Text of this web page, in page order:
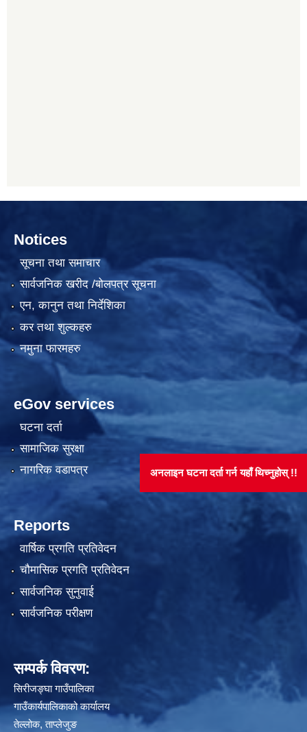
अनलाइन घटना दर्ता गर्न यहाँ थिच्नुहोस् !!
Notices
सूचना तथा समाचार
सार्वजनिक खरीद /बोलपत्र सूचना
एन, कानुन तथा निर्देशिका
कर तथा शुल्कहरु
नमुना फारमहरु
eGov services
घटना दर्ता
सामाजिक सुरक्षा
नागरिक वडापत्र
Reports
वार्षिक प्रगति प्रतिवेदन
चौमासिक प्रगति प्रतिवेदन
सार्वजनिक सुनुवाई
सार्वजनिक परीक्षण
सम्पर्क विवरण:
सिरीजङ्घा गाउँपालिका
गाउँकार्यपालिकाको कार्यालय
तेल्लोक, ताप्लेजुङ